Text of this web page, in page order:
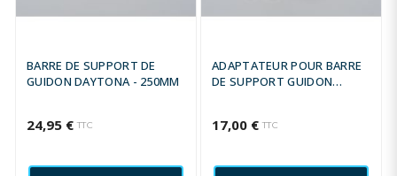
BARRE DE SUPPORT DE
GUIDON DAYTONA - 250MM
24,95 € TTC
ADAPTATEUR POUR BARRE
DE SUPPORT GUIDON
17,00 € TTC